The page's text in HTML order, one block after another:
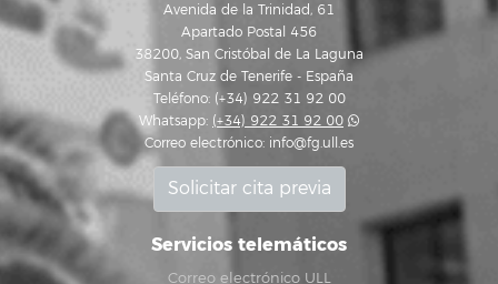
Avenida de la Trinidad, 61
Apartado Postal 456
38200, San Cristóbal de La Laguna
Santa Cruz de Tenerife - España
Teléfono: (+34) 922 31 92 00
Whatsapp: (+34) 922 31 92 00
Correo electrónico: info@fg.ull.es
Solicitar cita previa
Servicios telemáticos
Correo electrónico ULL